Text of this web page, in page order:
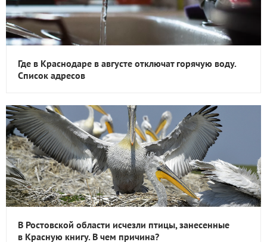
Где в Краснодаре в августе отключат горячую воду.
Список адресов
В Ростовской области исчезли птицы, занесенные
в Красную книгу. В чем причина?